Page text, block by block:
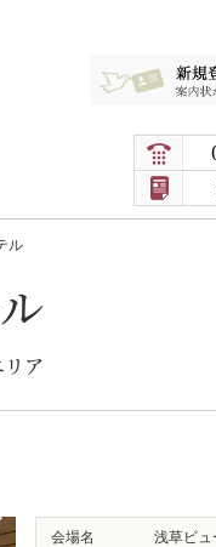
案内状が
ル
ア
会場名 浅草ビュ